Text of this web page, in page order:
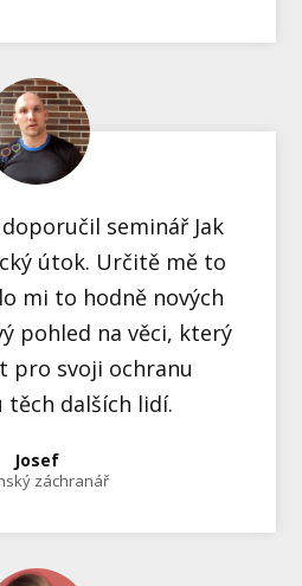
seminář Jak
útok. Určitě mě to
mi to hodně nových
pohled na věci, který
pro svoji ochranu
těch dalších lidí.
Josef
záchranář